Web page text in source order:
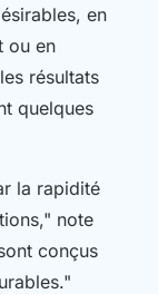
en
ou en
résultats
quelques
la rapidité
note
conçus